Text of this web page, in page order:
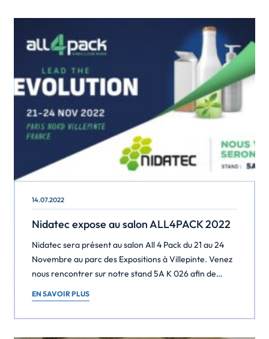
14.07.2022
Nidatec expose au salon ALL4PACK 2022
Nidatec sera présent au salon All 4 Pack du 21 au 24
Novembre au parc des Expositions à Villepinte. Venez
nous rencontrer sur notre stand 5A K 026 afin de
protection en carton alvéolaire. Ce sera l’occasion de
vous présenter nos solutions écologiques et
EN SAVOIR PLUS